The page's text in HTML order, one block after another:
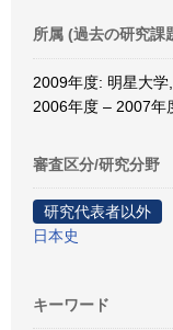
所属 (過去の研究課
2009年度: 明星大学
2006年度 – 2007年
審査区分/研究分野
研究代表者以外
日本史
キーワード